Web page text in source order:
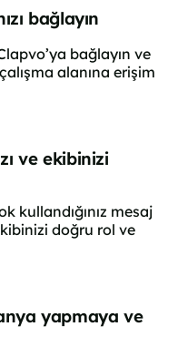
bağlayın
bağlayın ve
alanına erişim
ve ekibinizi
kullandığınız mesaj
doğru rol ve
yapmaya ve